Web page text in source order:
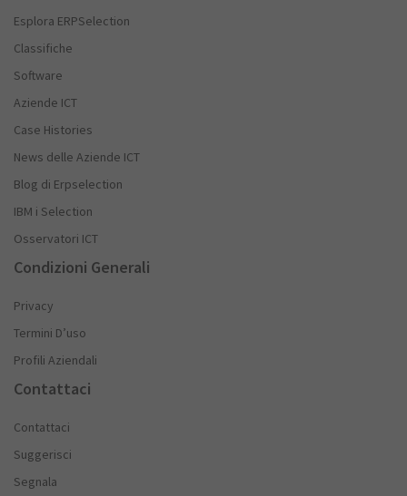
Esplora ERPSelection
Classifiche
Software
Aziende ICT
Case Histories
News delle Aziende ICT
Blog di Erpselection
IBM i Selection
Osservatori ICT
Condizioni Generali
Privacy
Termini D’uso
Profili Aziendali
Contattaci
Contattaci
Suggerisci
Segnala